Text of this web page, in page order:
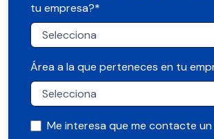
tu empresa?*
Área a la que perteneces en tu
Me interesa que me contacte un